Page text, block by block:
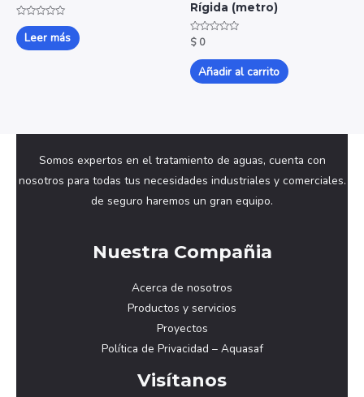
Valorado
con
0
de
Leer más
Rígida (metro)
Valorado
con
de
5
$ 0
Añadir al carrito
Somos expertos en el tratamiento de aguas, cuenta con
nosotros para todas tus necesidades industriales y comerciales.
de seguro haremos un gran equipo.
Nuestra Compañia
Acerca de nosotros
Productos y servicios
Proyectos
Política de Privacidad – Aquasaf
Visítanos